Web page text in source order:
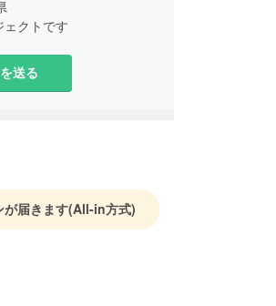
クトです
送る
が届きます(All-in方式)